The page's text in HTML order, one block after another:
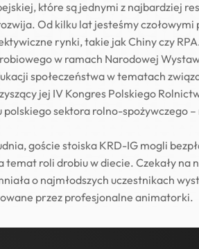
które są jednymi z najbardziej
Od kilku lat jesteśmy
rynki, takie jak Chiny czy
w ramach Narodowej
społeczeństwa w tematach
jej IV Kongres Polskiego
sektora rolno-spożywczego
goście stoiska KRD-IG mogli
roli drobiu w diecie. Czekały na
o najmłodszych uczestnikach
przez profesjonalne animatorki.